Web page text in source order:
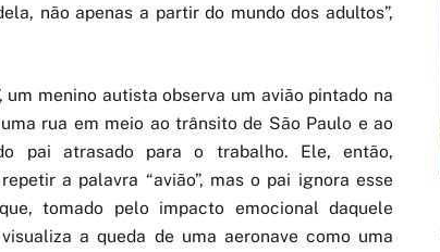
não apenas a partir do mundo dos adultos”,
um menino autista observa um avião pintado na
rua em meio ao trânsito de São Paulo e ao
pai atrasado para o trabalho. Ele, então,
a palavra “avião”, mas o pai ignora esse
tomado pelo impacto emocional daquele
a queda de uma aeronave como uma